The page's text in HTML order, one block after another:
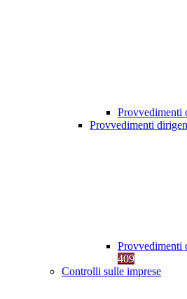
Provvedimenti
Provvedimenti
Provvedimenti
409
Controlli sulle imprese